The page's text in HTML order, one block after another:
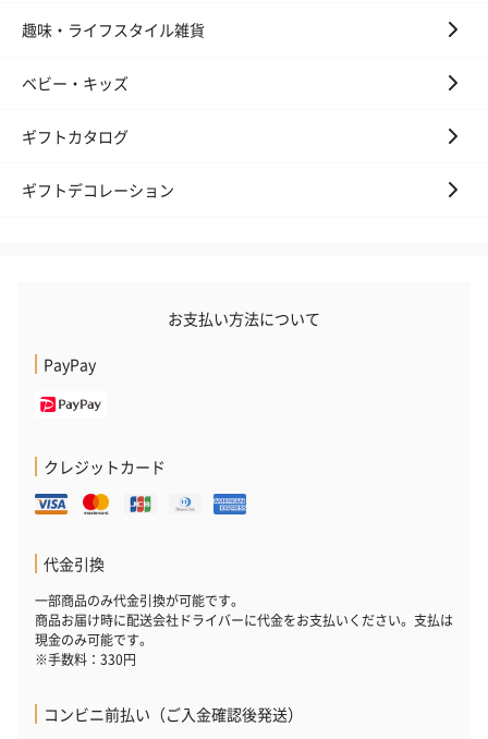
趣味・ライフスタイル雑貨
ベビー・キッズ
ギフトカタログ
ギフトデコレーション
お支払い方法について
PayPay
クレジットカード
代金引換
一部商品のみ代金引換が可能です。
商品お届け時に配送会社ドライバーに代金をお支払いください。支払は
現金のみ可能です。
※手数料：330円
コンビニ前払い（ご入金確認後発送）